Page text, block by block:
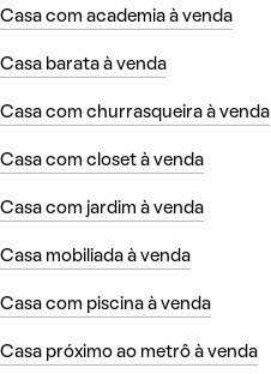
Casa com academia à venda
Casa barata à venda
Casa com churrasqueira à venda
Casa com closet à venda
Casa com jardim à venda
Casa mobiliada à venda
Casa com piscina à venda
Casa próximo ao metrô à venda